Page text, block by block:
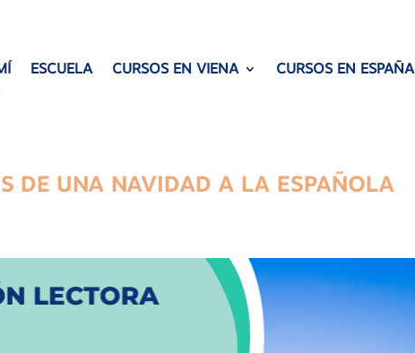
ESCUELA CURSOS EN VIENA CURSOS EN ESPAÑA
DE UNA NAVIDAD A LA ESPAÑOLA